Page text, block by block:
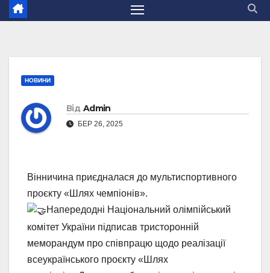
НОВИНИ
Від Admin
БЕР 26, 2025
Вінничина приєдналася до мультиспортивного
проєкту «Шлях чемпіонів».
Напередодні Національний олімпійський
комітет України підписав тристоронній
меморандум про співпрацю щодо реалізації
всеукраїнського проєкту «Шлях